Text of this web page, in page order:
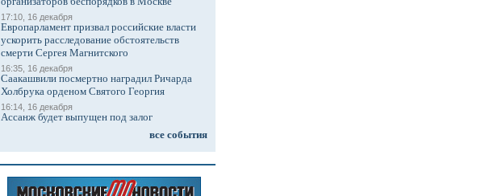
17:10, 16 декабря
Европарламент призвал российские власти
ускорить расследование обстоятельств
смерти Сергея Магнитского
16:35, 16 декабря
Саакашвили посмертно наградил Ричарда
Холбрука орденом Святого Георгия
16:14, 16 декабря
Ассанж будет выпущен под залог
все события